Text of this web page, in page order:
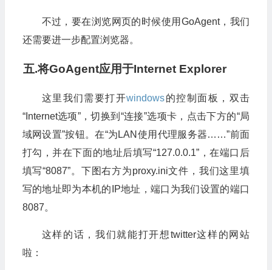
不过，要在浏览网页的时候使用GoAgent，我们
还需要进一步配置浏览器。
五.将GoAgent应用于Internet Explorer
这里我们需要打开windows的控制面板，双击
“Internet选项”，切换到“连接”选项卡，点击下方的“局
域网设置”按钮。在“为LAN使用代理服务器……”前面
打勾，并在下面的地址后填写“127.0.0.1”，在端口后
填写“8087”。下图右方为proxy.ini文件，我们这里填
写的地址即为本机的IP地址，端口为我们设置的端口
8087。
这样的话，我们就能打开想twitter这样的网站
啦：